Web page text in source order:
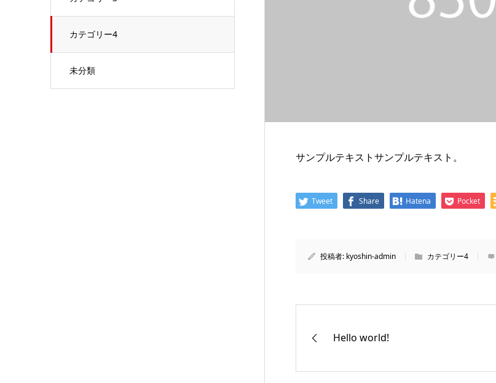
カテゴリー4
未分類
サンプルテキストサンプルテキスト。
Tweet Share Hatena Pocket
投稿者: kyoshin-admin カテゴリー4
Hello world!